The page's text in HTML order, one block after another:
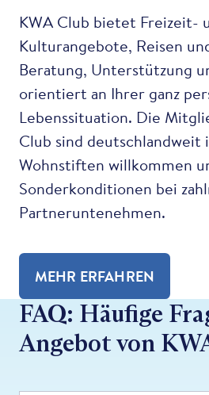
KWA Club bietet Freizeit-
Kulturangebote, Reisen
Beratung, Unterstützung
orientiert an Ihrer ganz
Lebenssituation. Die
Club sind deutschlandweit
Wohnstiften willkommen
Sonderkonditionen bei
Partneruntenehmen.
MEHR ERFAHREN
FAQ: Häufige
Angebot von